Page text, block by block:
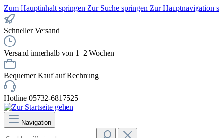
Zum Hauptinhalt springen Zur Suche springen Zur Hauptnavigation
Schneller Versand
Versand innerhalb von 1–2 Wochen
Bequemer Kauf auf Rechnung
Hotline 05732-6817525
Navigation